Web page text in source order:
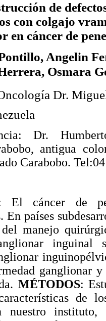
de
con colgajo
en cáncer de
Angelin
Osmara
Dr.
Dr.
antigua
Carabobo.
El cáncer de
En países
manejo
ganglionar
MÉTODOS:
de
nuestro